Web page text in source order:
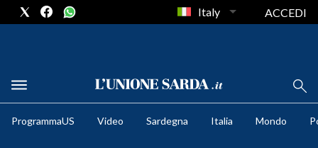
METEO
Italy ACCEDI
ProgrammaUS Video Sardegna Italia Mondo